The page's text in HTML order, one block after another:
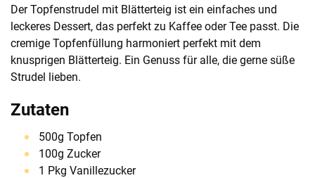
Der Topfenstrudel mit Blätterteig ist ein einfaches und
leckeres Dessert, das perfekt zu Kaffee oder Tee passt. Die
cremige Topfenfüllung harmoniert perfekt mit dem
knusprigen Blätterteig. Ein Genuss für alle, die gerne süße
Strudel lieben.
Zutaten
500g Topfen
100g Zucker
1 Pkg Vanillezucker